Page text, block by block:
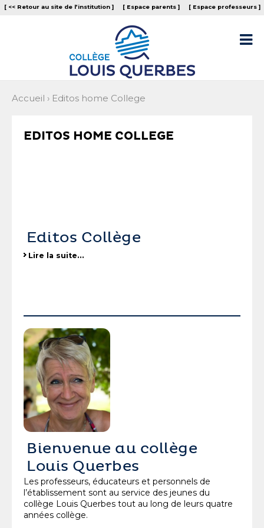
Aller
au
Outils
personnels
[ << Retour au site de l‘institution ] [ Espace parents ] [ Espace professeurs ]

Accueil › Editos home College
EDITOS HOME COLLEGE
Editos Collège
Lire la suite…
Bienvenue au collège
Louis Querbes
Les professeurs, éducateurs et personnels de
l’établissement sont au service des jeunes du
collège Louis Querbes tout au long de leurs quatre
années collège.